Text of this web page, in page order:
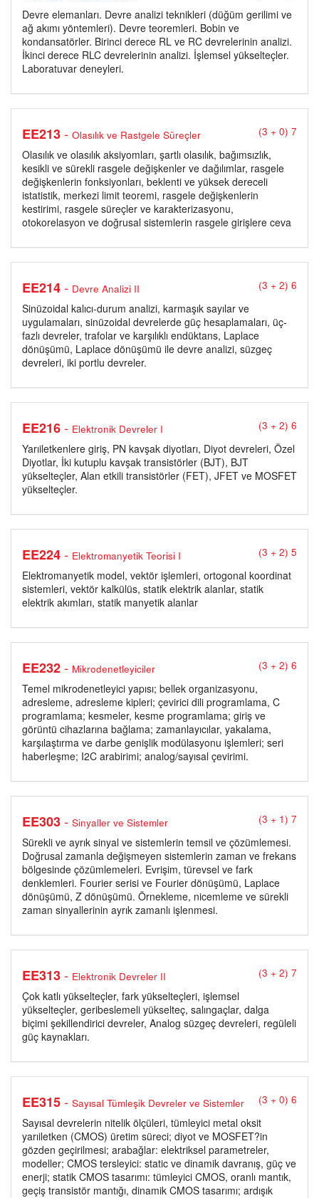
Devre elemanları. Devre analizi teknikleri (düğüm gerilimi ve
ağ akımı yöntemleri). Devre teoremleri. Bobin ve
kondansatörler. Birinci derece RL ve RC devrelerinin analizi.
İkinci derece RLC devrelerinin analizi. İşlemsel yükselteçler.
Laboratuvar deneyleri.
EE213- Olasılık ve Rastgele Süreçler (3 + 0) 7
Olasılık ve olasılık aksiyomları, şartlı olasılık, bağımsızlık,
kesikli ve sürekli rasgele değişkenler ve dağılımlar, rasgele
değişkenlerin fonksiyonları, beklenti ve yüksek dereceli
istatistik, merkezi limit teoremi, rasgele değişkenlerin
kestirimi, rasgele süreçler ve karakterizasyonu,
otokorelasyon ve doğrusal sistemlerin rasgele girişlere ceva
EE214- Devre Analizi II (3 + 2) 6
Sinüzoidal kalıcı-durum analizi, karmaşık sayılar ve
uygulamaları, sinüzoidal devrelerde güç hesaplamaları, üç-
fazlı devreler, trafolar ve karşılıklı endüktans, Laplace
dönüşümü, Laplace dönüşümü ile devre analizi, süzgeç
devreleri, iki portlu devreler.
EE216- Elektronik Devreler I (3 + 2) 6
Yarıiletkenlere giriş, PN kavşak diyotları, Diyot devreleri, Özel
Diyotlar, İki kutuplu kavşak transistörler (BJT), BJT
yükselteçler, Alan etkili transistörler (FET), JFET ve MOSFET
yükselteçler.
EE224- Elektromanyetik Teorisi I (3 + 2) 5
Elektromanyetik model, vektör işlemleri, ortogonal koordinat
sistemleri, vektör kalkülüs, statik elektrik alanlar, statik
elektrik akımları, statik manyetik alanlar
EE232- Mikrodenetleyiciler (3 + 2) 6
Temel mikrodenetleyici yapısı; bellek organizasyonu,
adresleme, adresleme kipleri; çevirici dili programlama, C
programlama; kesmeler, kesme programlama; giriş ve
görüntü cihazlarına bağlama; zamanlayıcılar, yakalama,
karşılaştırma ve darbe genişlik modülasyonu işlemleri; seri
haberleşme; I2C arabirimi; analog/sayısal çevirimi.
EE303- Sinyaller ve Sistemler (3 + 1) 7
Sürekli ve ayrık sinyal ve sistemlerin temsil ve çözümlemesi.
Doğrusal zamanla değişmeyen sistemlerin zaman ve frekans
bölgesinde çözümlemeleri. Evrişim, türevsel ve fark
denklemleri. Fourier serisi ve Fourier dönüşümü, Laplace
dönüşümü, Z dönüşümü. Örnekleme, nicemleme ve sürekli
zaman sinyallerinin ayrık zamanlı işlenmesi.
EE313- Elektronik Devreler II (3 + 2) 7
Çok katlı yükselteçler, fark yükselteçleri, işlemsel
yükselteçler, geribeslemeli yükselteç, salıngaçlar, dalga
biçimi şekillendirici devreler, Analog süzgeç devreleri, regüleli
güç kaynakları.
EE315- Sayısal Tümleşik Devreler ve Sistemler (3 + 0) 6
Sayısal devrelerin nitelik ölçüleri, tümleyici metal oksit
yarıiletken (CMOS) üretim süreci; diyot ve MOSFET?in
gözden geçirilmesi; arabağlar: elektriksel parametreler,
modeller; CMOS tersleyici: static ve dinamik davranış, güç ve
enerji; statik CMOS tasarımı: tümleyici CMOS, oranlı mantık,
geçiş transistör mantığı, dinamik CMOS tasarımı; ardışık